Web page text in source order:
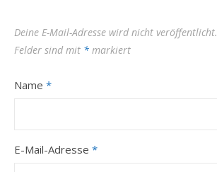
Deine E-Mail-Adresse wird nicht veröffentlicht.
Felder sind mit * markiert
Name *
E-Mail-Adresse *